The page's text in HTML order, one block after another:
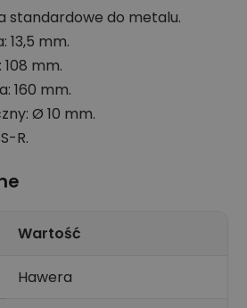
standardowe do metalu.
13,5 mm.
mm.
160 mm.
Ø 10 mm.
R.
Wartość
Hawera